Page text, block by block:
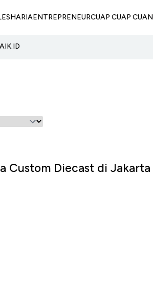
SHARIAENTREPRENEURCUAP CUAP CUAN
Custom Diecast di Jakarta